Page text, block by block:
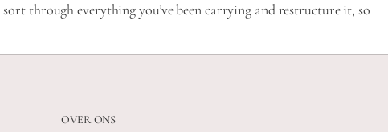
through everything you’ve been carrying and restructure it, so
OVER ONS